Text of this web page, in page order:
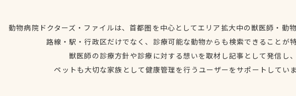
動物病院ドクターズ・ファイルは、首都圏を中心としてエリア拡大中の獣医師・動
路線・駅・行政区だけでなく、診療可能な動物からも検索できることが
獣医師の診療方針や診療に対する想いを取材し記事として発信し
ペットも大切な家族として健康管理を行うユーザーをサポートしてい